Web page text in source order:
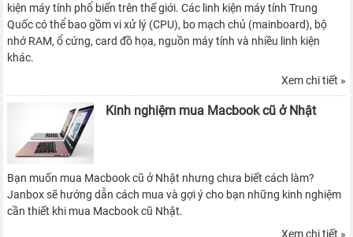
kiện máy tính phổ biến trên thế giới. Các linh kiện máy tính Trung
Quốc có thể bao gồm vi xử lý (CPU), bo mạch chủ (mainboard), bộ
nhớ RAM, ổ cứng, card đồ họa, nguồn máy tính và nhiều linh kiện
khác.
Xem chi tiết »
Kinh nghiệm mua Macbook cũ ở Nhật
Bạn muốn mua Macbook cũ ở Nhật nhưng chưa biết cách làm?
Janbox sẽ hướng dẫn cách mua và gợi ý cho bạn những kinh nghiệm
cần thiết khi mua Macbook cũ Nhật.
Xem chi tiết »